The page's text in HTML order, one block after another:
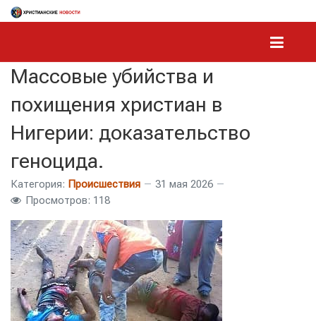
Массовые убийства и
похищения христиан в
Нигерии: доказательство
геноцида.
Категория: Происшествия
31 мая 2026
Просмотров: 118